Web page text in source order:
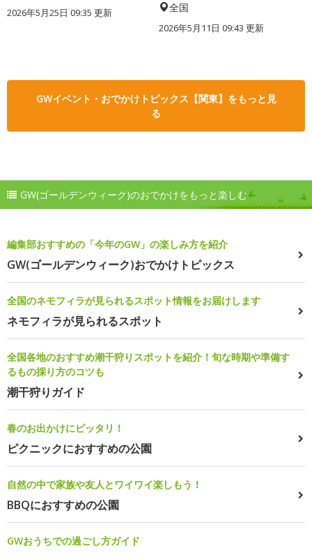
2026年5月25日 09:35 更新 全国
2026年5月11日 09:43 更新
GWイベント・おでかけトピックス【関東】をもっと見
る
GW(ゴールデンウィーク)のおでかけをもっと楽しむ
編集部おすすめの「今年のGW」の楽しみ方を紹介
GW(ゴールデンウィーク)おでかけトピックス
全国のネモフィラが見られるスポット情報をお届けします
ネモフィラが見られるスポット
全国各地のおすすめ潮干狩りスポットを紹介！旬な時期や準備す
るもの採り方のコツも
潮干狩りガイド
春のお出かけにピッタリ！
ピクニックにおすすめの公園
自然の中で家族や友人とワイワイ楽しもう！
BBQにおすすめの公園
GWおうちでの過ごし方ガイド